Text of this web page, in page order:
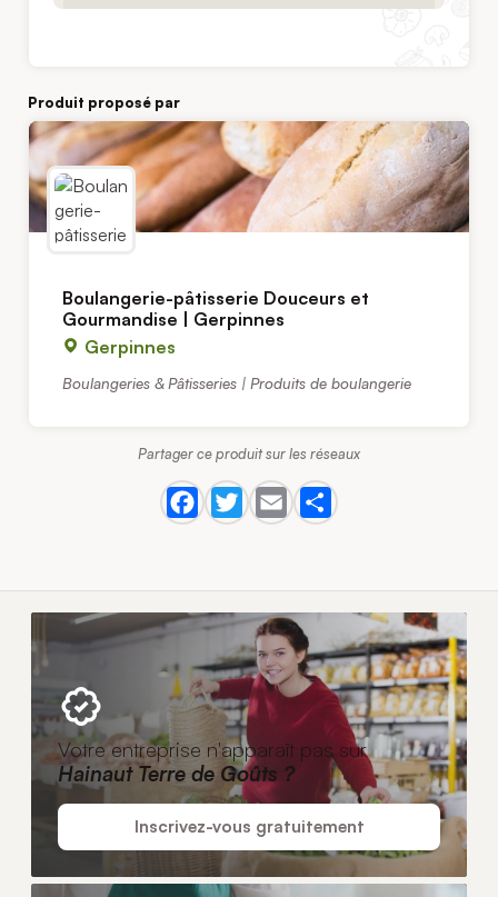
Produit proposé par
Boulangerie-pâtisserie Douceurs et
Gourmandise | Gerpinnes
Gerpinnes
Boulangeries & Pâtisseries | Produits de boulangerie
Partager ce produit sur les réseaux
Votre entreprise n'apparaît pas sur
Hainaut Terre de Goûts ?
Inscrivez-vous gratuitement